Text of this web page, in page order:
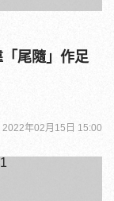
2022年02月15日 15:00